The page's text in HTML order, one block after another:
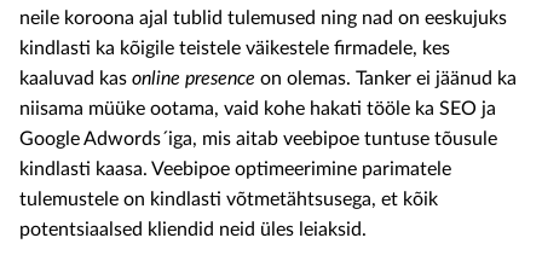
neile koroona ajal tublid tulemused ning nad on eeskujuks
kindlasti ka kõigile teistele väikestele firmadele, kes
kaaluvad kas online presence on olemas. Tanker ei jäänud ka
niisama müüke ootama, vaid kohe hakati tööle ka SEO ja
Google Adwords´iga, mis aitab veebipoe tuntuse tõusule
kindlasti kaasa. Veebipoe optimeerimine parimatele
tulemustele on kindlasti võtmetähtsusega, et kõik
potentsiaalsed kliendid neid üles leiaksid.